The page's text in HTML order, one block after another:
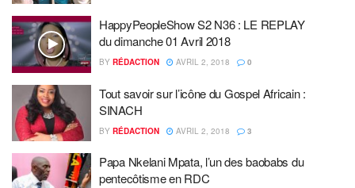
HappyPeopleShow S2 N36 : LE REPLAY
du dimanche 01 Avril 2018
BY RÉDACTION AVRIL 2, 2018 0
Tout savoir sur l’icône du Gospel Africain :
SINACH
BY RÉDACTION AVRIL 2, 2018 3
Papa Nkelani Mpata, l’un des baobabs du
pentecôtisme en RDC